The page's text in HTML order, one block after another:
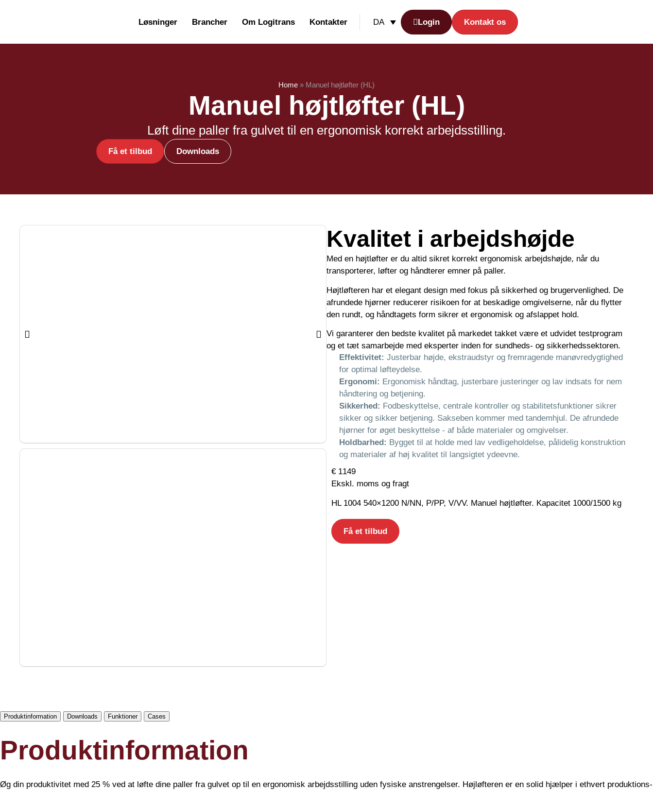
Løsninger Brancher Om Logitrans Kontakter DA Login Kontakt os
Home » Manuel højtløfter (HL)
Manuel højtløfter (HL)
Løft dine paller fra gulvet til en ergonomisk korrekt arbejdsstilling.
Få et tilbud Downloads
Kvalitet i arbejdshøjde
Med en højtløfter er du altid sikret korrekt ergonomisk arbejdshøjde, når du
transporterer, løfter og håndterer emner på paller.
Højtløfteren har et elegant design med fokus på sikkerhed og brugervenlighed. De
afrundede hjørner reducerer risikoen for at beskadige omgivelserne, når du flytter
den rundt, og håndtagets form sikrer et ergonomisk og afslappet hold.
Vi garanterer den bedste kvalitet på markedet takket være et udvidet testprogram
og et tæt samarbejde med eksperter inden for sundheds- og sikkerhedssektoren.
Effektivitet: Justerbar højde, ekstraudstyr og fremragende manøvredygtighed
for optimal løfteydelse.
Ergonomi: Ergonomisk håndtag, justerbare justeringer og lav indsats for nem
håndtering og betjening.
Sikkerhed: Fodbeskyttelse, centrale kontroller og stabilitetsfunktioner sikrer
sikker og sikker betjening. Sakseben kommer med tandemhjul. De afrundede
hjørner for øget beskyttelse - af både materialer og omgivelser.
Holdbarhed: Bygget til at holde med lav vedligeholdelse, pålidelig konstruktion
og materialer af høj kvalitet til langsigtet ydeevne.
€ 1149
Ekskl. moms og fragt
HL 1004 540×1200 N/NN, P/PP, V/VV. Manuel højtløfter. Kapacitet 1000/1500 kg
Få et tilbud
Produktinformation Downloads Funktioner Cases
Produktinformation
Øg din produktivitet med 25 % ved at løfte dine paller fra gulvet op til en ergonomisk arbejdsstilling uden fysiske anstrengelser. Højløfteren er en solid hjælper i ethvert produktions-